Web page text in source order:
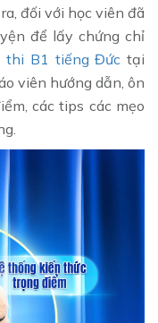
đối với học viên đã
để lấy chứng chỉ
thi B1 tiếng Đức tại
viên hướng dẫn, ôn
các tips các mẹo